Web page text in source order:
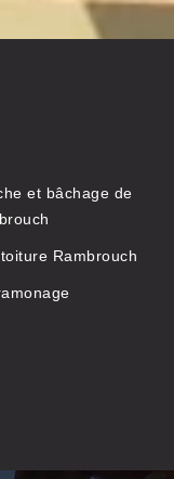
et bâchage de
Rambrouch